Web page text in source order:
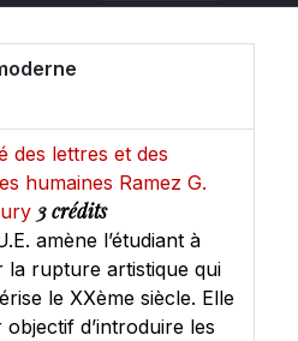
des lettres et des
humaines Ramez G.
3 crédits
amène l’étudiant à
la rupture artistique qui
le XXème siècle. Elle
d’introduire les